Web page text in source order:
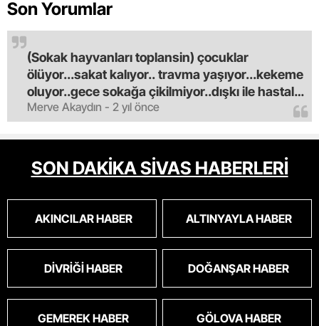
Son Yorumlar
Merve Akaydın - 2 yıl önce
(Sokak hayvanları toplansin) çocuklar
ölüyor...sakat kalıyor.. travma yaşıyor...kekeme
oluyor..gece sokağa çikilmiyor..dışkı ile hastalık
saciyorlar.araba ve taksi olmadan eve
gldemiyoruz.artik bıktık.mama lobisinden para
alan tipler yüzünden bu vahşi hayvanlar
masum algısı yapılıyor.iki gün aç kalsa kendi
cinsini bile öldüren bu kopekler derhal
oldu.korkuyoruz.
SON DAKİKA SİVAS HABERLERİ
AKINCILAR HABER ALTINYAYLA HABER
DIVRIĞI HABER DOĞANŞAR HABER
GEMEREK HABER GÖLOVA HABER